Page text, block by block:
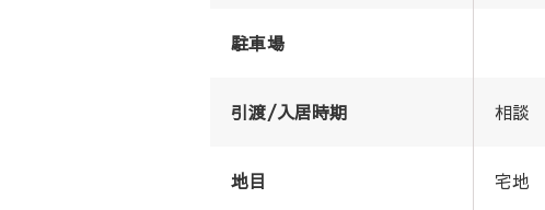
駐車場
引渡/入居時期 相談
地目 宅地